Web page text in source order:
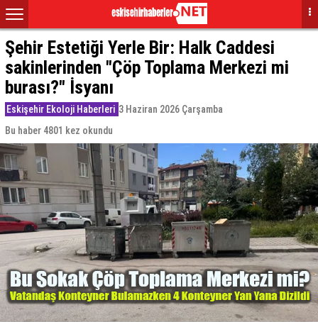
Şehir Estetiği Yerle Bir: Halk Caddesi
sakinlerinden "Çöp Toplama Merkezi mi
burası?" İsyanı
Eskişehir Ekoloji Haberleri 3 Haziran 2026 Çarşamba
Bu haber 4801 kez okundu